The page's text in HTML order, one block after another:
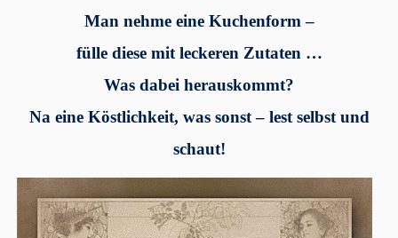
Man nehme eine Kuchenform –
fülle diese mit leckeren Zutaten …
Was dabei herauskommt?
Na eine Köstlichkeit, was sonst – lest selbst und
schaut!